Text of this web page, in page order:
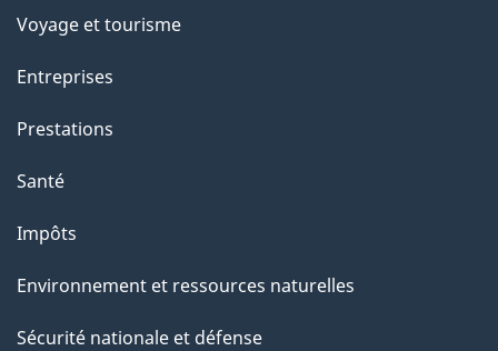
Voyage et tourisme
Entreprises
Prestations
Santé
Impôts
Environnement et ressources naturelles
Sécurité nationale et défense